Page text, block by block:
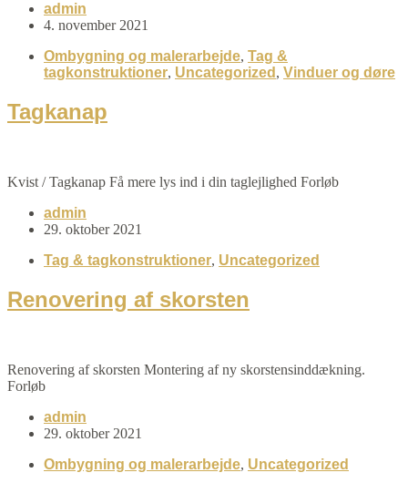
admin
4. november 2021
Ombygning og malerarbejde, Tag &
tagkonstruktioner, Uncategorized , Vinduer og døre
Tagkanap
Kvist / Tagkanap Få mere lys ind i din taglejlighed Forløb
admin
29. oktober 2021
Tag & tagkonstruktioner, Uncategorized
Renovering af skorsten
Renovering af skorsten Montering af ny skorstensinddækning.
Forløb
admin
29. oktober 2021
Ombygning og malerarbejde, Uncategorized